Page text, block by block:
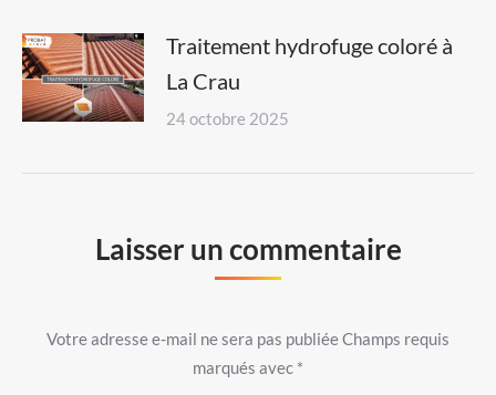
Traitement hydrofuge coloré à
La Crau
24 octobre 2025
Laisser un commentaire
Votre adresse e-mail ne sera pas publiée Champs requis
marqués avec *